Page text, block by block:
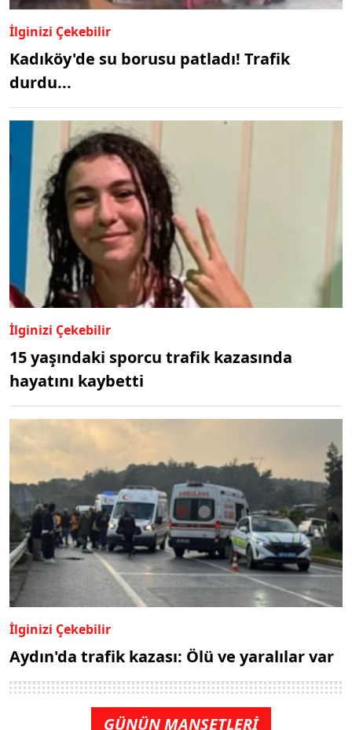
İlginizi Çekebilir
Kadıköy'de su borusu patladı! Trafik
durdu...
İlginizi Çekebilir
15 yaşındaki sporcu trafik kazasında
hayatını kaybetti
İlginizi Çekebilir
Aydın'da trafik kazası: Ölü ve yaralılar var
GÜNÜN MANŞETLERİ